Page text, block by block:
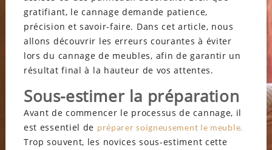
gratifiant, le cannage demande patience,
précision et savoir-faire. Dans cet article, nous
allons découvrir les erreurs courantes à éviter
lors du cannage de meubles, afin de garantir un
résultat final à la hauteur de vos attentes.
Sous-estimer la préparation
Avant de commencer le processus de cannage, il
est essentiel de préparer soigneusement le meuble.
Trop souvent, les novices sous-estiment cette